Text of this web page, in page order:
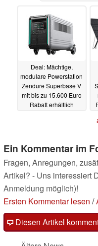
Deal: Mächtige,
modulare Powerstation
Zendure Superbase V
mit bis zu 15.600 Euro
Rabatt erhältlich
Ein Kommentar im
Fragen, Anregungen,
Artikel? - Uns interessiert
Anmeldung möglich)!
Ersten Kommentar lesen /
Diesen Artikel